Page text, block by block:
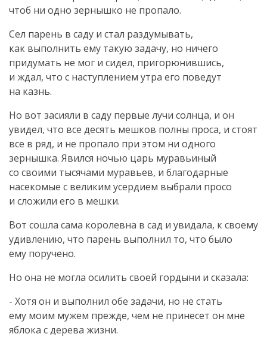
чтоб ни одно зернышко не пропало.
Сел парень в саду и стал раздумывать,
как выполнить ему такую задачу, но ничего
придумать не мог и сидел, пригорюнившись,
и ждал, что с наступлением утра его поведут
на казнь.
Но вот засияли в саду первые лучи солнца, и он
увидел, что все десять мешков полны проса, и стоят
все в ряд, и не пропало при этом ни одного
зернышка. Явился ночью царь муравьиный
со своими тысячами муравьев, и благодарные
насекомые с великим усердием выбрали просо
и сложили его в мешки.
Вот сошла сама королевна в сад и увидала, к своему
удивлению, что парень выполнил то, что было
ему поручено.
Но она не могла осилить своей гордыни и сказала:
- Хотя он и выполнил обе задачи, но не стать
ему моим мужем прежде, чем не принесет он мне
яблока с дерева жизни.